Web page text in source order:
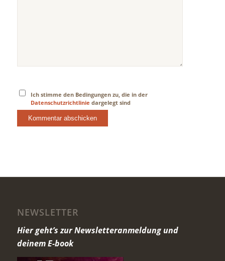
Ich stimme den Bedingungen zu, die in der
Datenschutzrichtlinie dargelegt sind
NEWSLETTER
Hier geht’s zur Newsletteranmeldung und
deinem E-book